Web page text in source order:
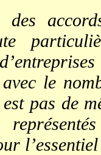
des
le
pas de